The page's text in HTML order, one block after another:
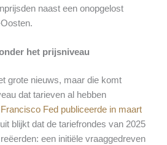
naast een onopgelost
het prijsniveau
grote nieuws, maar die komt
dat tarieven al hebben
Fed publiceerde in maart
blijkt dat de tariefrondes van 2025
een initiële vraaggedreven